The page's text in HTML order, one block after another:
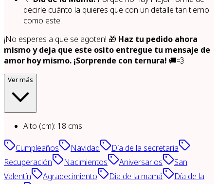
decirle cuánto la quieres que con un detalle tan tierno
como este.
¡No esperes a que se agoten! 🎁 Haz tu pedido ahora
mismo y deja que este osito entregue tu mensaje de
amor hoy mismo. ¡Sorprende con ternura! 🚚💨
Ver más
Alto (cm): 18 cms
Cumpleaños Navidad
Día de la secretaria
Recuperación
Nacimientos Aniversarios
San
Valentín
Agradecimiento Dia de la mamá
Día de la